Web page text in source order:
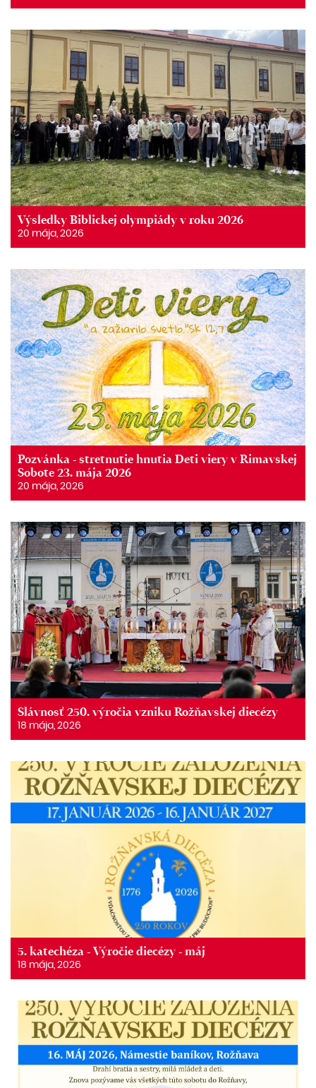
Výsledky Biblickej olympiády v roku 2026
20 mája, 2026
Pozvánka - stretnutie hnutia Deti viery v Rimavskej
Sobote 23. mája 2026
20 mája, 2026
Slávnosť 250. výročia vzniku Rožňavskej diecézy
18 mája, 2026
5. katechéza - Výročie diecézy - máj
18 mája, 2026